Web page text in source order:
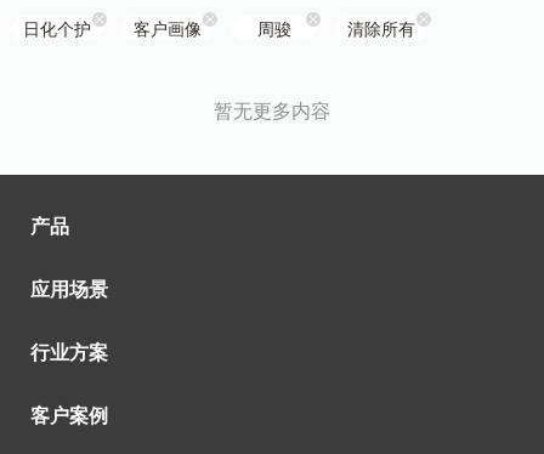
日化个护 客户画像 周骏 清除所有
暂无更多内容
产品
应用场景
行业方案
客户案例